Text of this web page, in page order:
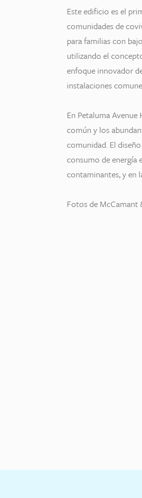
Este edificio es el
comunidades de
para familias con
utilizando el
enfoque innovador
instalaciones
En Petaluma
común y los
comunidad. El
consumo de energía
contaminantes, y en
Fotos de